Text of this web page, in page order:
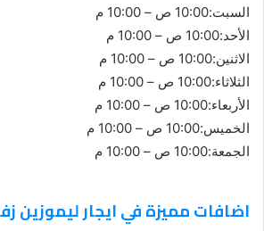
السبت:10:00 ص – 10:00 م
الأحد:10:00 ص – 10:00 م
الاثنين:10:00 ص – 10:00 م
الثلاثاء:10:00 ص – 10:00 م
الأربعاء:10:00 ص – 10:00 م
الخميس:10:00 ص – 10:00 م
الجمعة:10:00 ص – 10:00 م
اضافات مميزة في ايجار ليموزين